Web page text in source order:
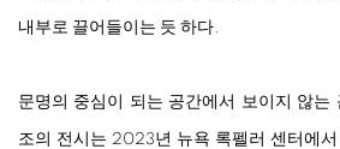
내부로 끌어들이는 듯 하다.
문명의 중심이 되는 공간에서 보이지 않는
조의 전시는 2023년 뉴욕 록펠러 센터에